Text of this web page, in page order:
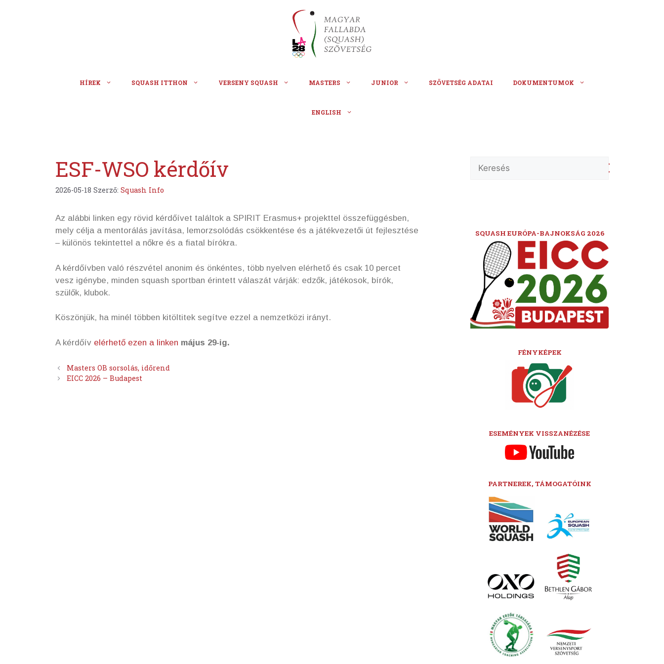
HÍREK SQUASH ITTHON VERSENY SQUASH MASTERS JUNIOR SZÖVETSÉG ADATAI DOKUMENTUMOK
ENGLISH
ESF-WSO kérdőív
2026-05-18 Szerző: Squash Info
Az alábbi linken egy rövid kérdőívet találtok a SPIRIT Erasmus+ projekttel összefüggésben,
mely célja a mentorálás javítása, lemorzsolódás csökkentése és a játékvezetői út fejlesztése
– különös tekintettel a nőkre és a fiatal bírókra.
A kérdőívben való részvétel anonim és önkéntes, több nyelven elérhető és csak 10 percet
vesz igénybe, minden squash sportban érintett válaszát várják: edzők, játékosok, bírók,
szülők, klubok.
Köszönjük, ha minél többen kitöltitek segítve ezzel a nemzetközi irányt.
A kérdőív elérhető ezen a linken május 29-ig.
Masters OB sorsolás, időrend
EICC 2026 – Budapest
SQUASH EURÓPA-BAJNOKSÁG 2026
FÉNYKÉPEK
ESEMÉNYEK VISSZANÉZÉSE
PARTNEREK, TÁMOGATÓINK